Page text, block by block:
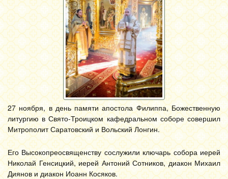
27 ноября, в день памяти апостола Филиппа, Божественную
литургию в Свято-Троицком кафедральном соборе совершил
Митрополит Саратовский и Вольский Лонгин.
Его Высокопреосвященству сослужили ключарь собора иерей
Николай Генсицкий, иерей Антоний Сотников, диакон Михаил
Диянов и диакон Иоанн Косяков.